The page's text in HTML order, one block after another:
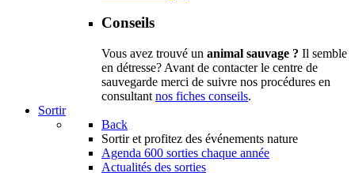
Conseils
Vous avez trouvé un animal sauvage ? Il semble
en détresse? Avant de contacter le centre de
sauvegarde merci de suivre nos procédures en
consultant nos fiches conseils.
Sortir
Back
Sortir et profitez des événements nature
Agenda 600 sorties chaque année
Actualités des sorties